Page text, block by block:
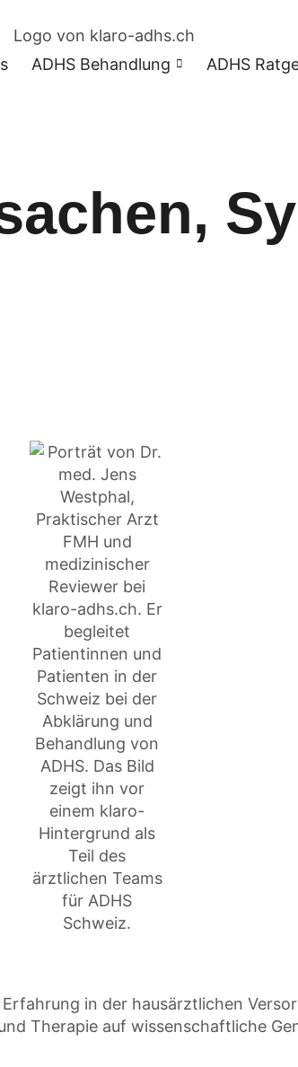
ADHS Behandlung ADHS
in der hausärztlichen
Therapie auf wissenschaftliche